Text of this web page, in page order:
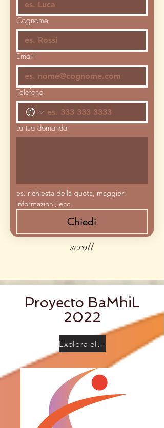
Cognome
Email
Telefono
La tua domanda
es. richiesta della quota, maggiori
informazioni, ecc.
Chiedi
scroll
Proyecto BaMhiL
2022
Explora el proyecto